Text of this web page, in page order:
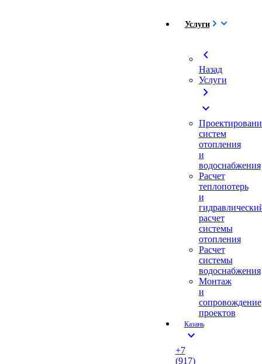
Услуги
chevron_left
Назад
Услуги
chevron_right
expand_more
систем
отопления
и
водоснабжения
Расчет
теплопотерь
и
расчет
системы
отопления
Расчет
системы
водоснабжения
Монтаж
и
сопровождение
проектов
Казань
expand_more
+7
(917)